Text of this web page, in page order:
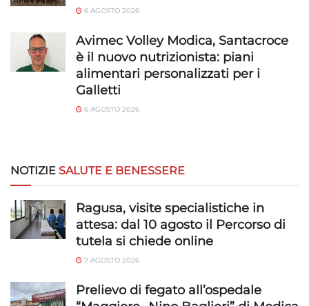
6 AGOSTO 2026
Avimec Volley Modica, Santacroce
è il nuovo nutrizionista: piani
alimentari personalizzati per i
Galletti
6 AGOSTO 2026
NOTIZIE SALUTE E BENESSERE
Ragusa, visite specialistiche in
attesa: dal 10 agosto il Percorso di
tutela si chiede online
7 AGOSTO 2026
Prelievo di fegato all’ospedale